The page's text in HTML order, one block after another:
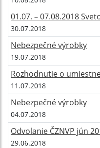
01.07. – 07.08.2018
30.07.2018
Nebezpečné výrobky
19.07.2018
Rozhodnutie o
11.07.2018
Nebezpečné výrobky
04.07.2018
Odvolanie ČZNVP jún
29.06.2018